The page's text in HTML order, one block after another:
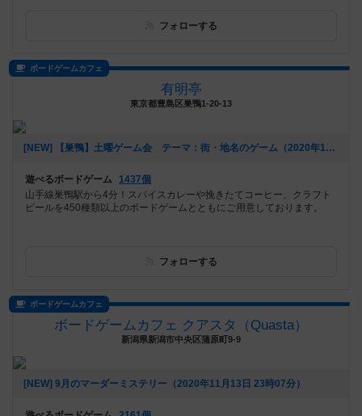
フォローする
ボードゲームカフェ
有明亭
東京都豊島区巣鴨1-20-13
[NEW] 【巣鴨】土曜ゲーム会 テーマ：街・地名のゲーム（2020年12月02日 17時54分）
遊べるボードゲーム
1437個
山手線巣鴨駅から4分！スパイスカレーや挽きたてコーヒー、クラフト
ビールを450種類以上のボードゲームとともにご用意しております。
フォローする
ボードゲームカフェ
ボードゲームカフェ クアスタ（Quasta）
新潟県新潟市中央区蒲原町9-9
[NEW] 9月のマーダーミステリー（2020年11月13日 23時07分）